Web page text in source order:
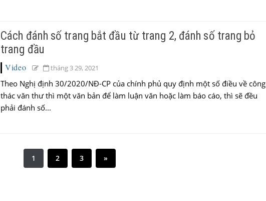
Cách đánh số trang bắt đầu từ trang 2, đánh số trang bỏ
trang đầu
Video tháng 3 29, 2021
Theo Nghị định 30/2020/NĐ-CP của chính phủ quy định một số điều về công
thác văn thư thì một văn bản để làm luận văn hoặc làm báo cáo, thì sẽ đều
phải đánh số...
1 2 3 »